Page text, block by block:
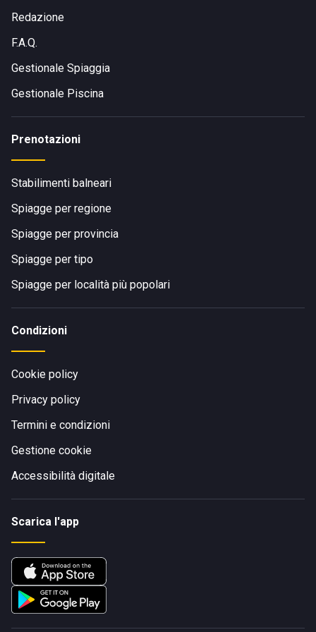
Redazione
F.A.Q.
Gestionale Spiaggia
Gestionale Piscina
Prenotazioni
Stabilimenti balneari
Spiagge per regione
Spiagge per provincia
Spiagge per tipo
Spiagge per località più popolari
Condizioni
Cookie policy
Privacy policy
Termini e condizioni
Gestione cookie
Accessibilità digitale
Scarica l'app